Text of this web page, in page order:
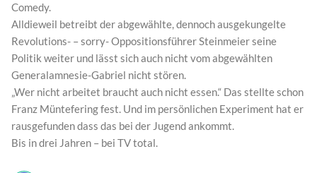
Comedy.
Alldieweil betreibt der abgewählte, dennoch ausgekungelte
Revolutions- – sorry- Oppositionsführer Steinmeier seine
Politik weiter und lässt sich auch nicht vom abgewählten
Generalamnesie-Gabriel nicht stören.
„Wer nicht arbeitet braucht auch nicht essen.“ Das stellte schon
Franz Müntefering fest. Und im persönlichen Experiment hat er
rausgefunden dass das bei der Jugend ankommt.
Bis in drei Jahren – bei TV total.